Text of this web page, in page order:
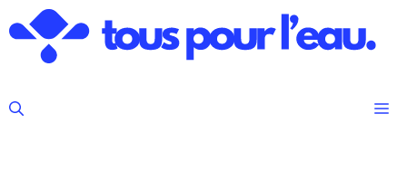
au
contenu